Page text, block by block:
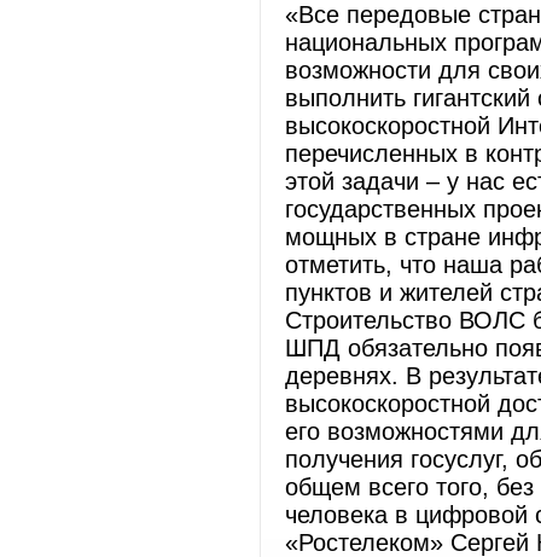
«Все передовые
национальных
возможности для
выполнить
высокоскоростной
перечисленных в
этой задачи – у нас
государственных
мощных в стране
отметить, что наша
пунктов и жителей
Строительство ВОЛС
ШПД обязательно
деревнях. В
высокоскоростной
его возможностями
получения госуслуг,
общем всего того,
человека в
«Ростелеком» Сергей